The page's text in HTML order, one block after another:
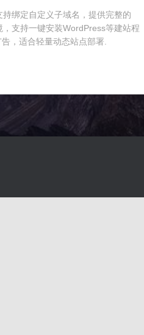
绑定自定义子域名，提供完整的
，支持一键安装WordPress等建站程
，适合轻量动态站点部署.